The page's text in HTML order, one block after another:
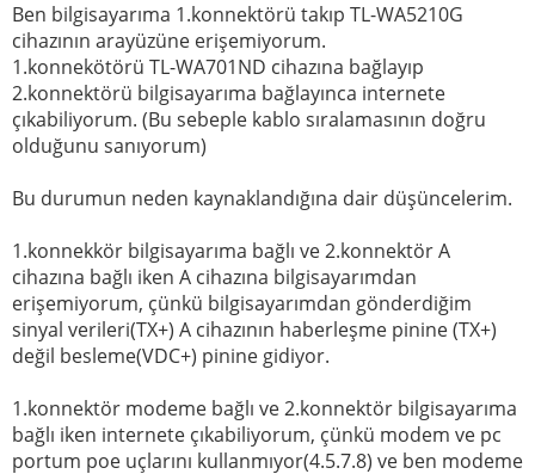
Ben bilgisayarıma 1.konnektörü takıp TL-WA5210G
cihazının arayüzüne erişemiyorum.
1.konnekötörü TL-WA701ND cihazına bağlayıp
2.konnektörü bilgisayarıma bağlayınca internete
çıkabiliyorum. (Bu sebeple kablo sıralamasının doğru
olduğunu sanıyorum)
Bu durumun neden kaynaklandığına dair düşüncelerim.
1.konnekkör bilgisayarıma bağlı ve 2.konnektör A
cihazına bağlı iken A cihazına bilgisayarımdan
erişemiyorum, çünkü bilgisayarımdan gönderdiğim
sinyal verileri(TX+) A cihazının haberleşme pinine (TX+)
değil besleme(VDC+) pinine gidiyor.
1.konnektör modeme bağlı ve 2.konnektör bilgisayarıma
bağlı iken internete çıkabiliyorum, çünkü modem ve pc
portum poe uçlarını kullanmıyor(4.5.7.8) ve ben modeme